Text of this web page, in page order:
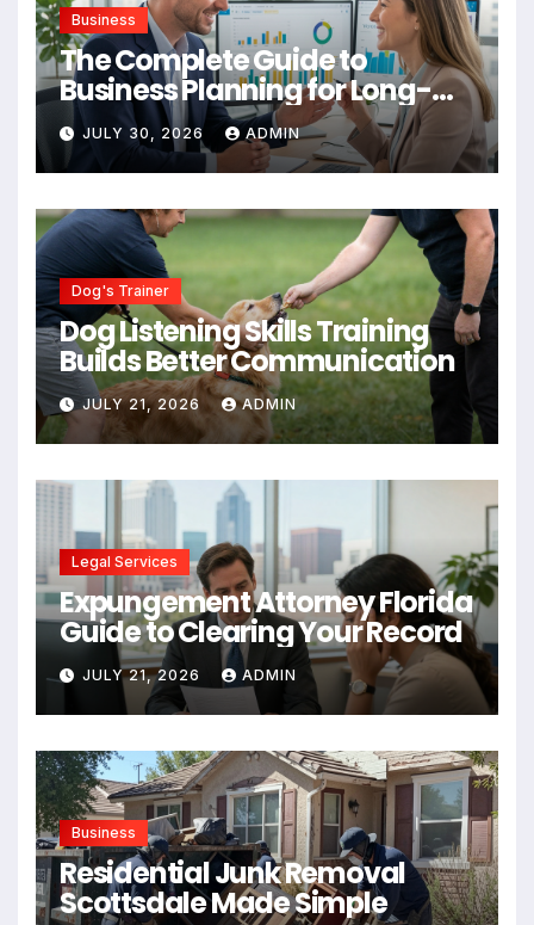
Business
The Complete Guide to
Business Planning for Long-
Term Success
JULY 30, 2026 ADMIN
Dog's Trainer
Dog Listening Skills Training
Builds Better Communication
JULY 21, 2026 ADMIN
Legal Services
Expungement Attorney Florida
Guide to Clearing Your Record
JULY 21, 2026 ADMIN
Business
Residential Junk Removal
Scottsdale Made Simple